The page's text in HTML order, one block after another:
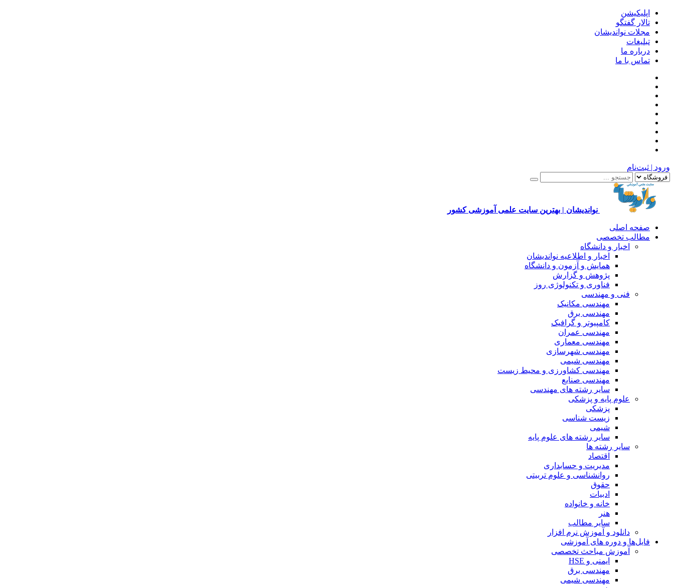
اپلیکیشن
تالار گفتگو
مجلات نواندیشان
تبلیغات
درباره ما
تماس با ما
ورود | ثبت‌نام
نواندیشان | بهترین سایت علمی آموزشی کشور
صفحه اصلی
مطالب تخصصی
اخبار و دانشگاه
اخبار و اطلاعیه نواندیشان
همایش و آزمون و دانشگاه
پژوهش و گزارش
فناوری و تکنولوژی روز
فنی و مهندسی
مهندسی مکانیک
مهندسی برق
کامپیوتر و گرافیک
مهندسی عمران
مهندسی معماری
مهندسی شهرسازی
مهندسی شیمی
مهندسی کشاورزی و محیط زیست
مهندسی صنایع
سایر رشته های مهندسی
علوم پایه و پزشکی
پزشکی
زیست شناسی
شیمی
سایر رشته های علوم پایه
سایر رشته ها
اقتصاد
مدیریت و حسابداری
روانشناسی و علوم تربیتی
حقوق
ادبیات
خانه و خانواده
هنر
سایر مطالب
دانلود و آموزش نرم افزار
فایل‌ها و دوره های آموزشی
آموزش مباحث تخصصی
ایمنی و HSE
مهندسی برق
مهندسی شیمی